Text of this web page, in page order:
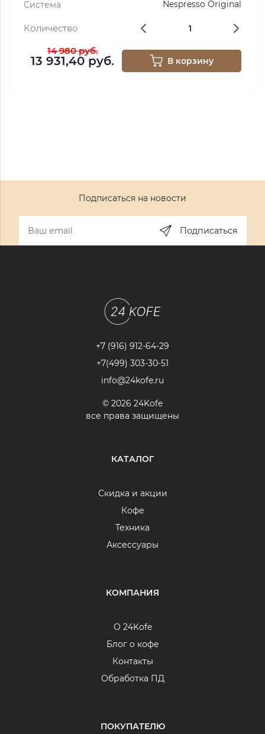
Система
Nespresso Original
Количество
14 980 руб.
13 931,40 руб. В корзину
Подписаться на новости
Подписаться
+7 (916) 912-64-29
+7(499) 303-30-51
info@24kofe.ru
© 2026 24Kofe
все права защищены
КАТАЛОГ
Скидка и акции
Кофе
Техника
Аксессуары
КОМПАНИЯ
О 24Kofe
Блог о кофе
Контакты
Обработка ПД
ПОКУПАТЕЛЮ